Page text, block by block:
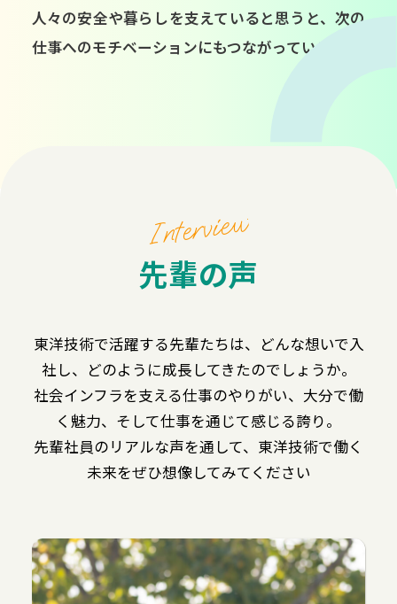
人々の安全や暮らしを支えていると思うと、次の
仕事へのモチベーションにもつながっています。
Interview
先輩の声
東洋技術で活躍する先輩たちは、どんな想いで入
社し、どのように成長してきたのでしょうか。
社会インフラを支える仕事のやりがい、大分で働
く魅力、そして仕事を通じて感じる誇り。
先輩社員のリアルな声を通して、東洋技術で働く
未来をぜひ想像してみてください